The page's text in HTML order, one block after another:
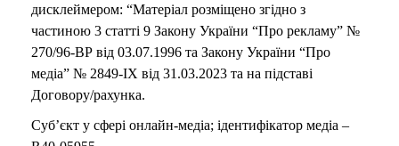
дисклеймером: “Матеріал розміщено згідно з
частиною 3 статті 9 Закону України “Про рекламу” №
270/96-ВР від 03.07.1996 та Закону України “Про
медіа” № 2849-IX від 31.03.2023 та на підставі
Договору/рахунка.
Суб’єкт у сфері онлайн-медіа; ідентифікатор медіа –